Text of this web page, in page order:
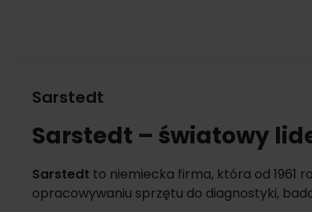
Sarstedt
Sarstedt – światowy
Sarstedt to niemiecka firma, która od 1961
opracowywaniu sprzętu do diagnostyki,